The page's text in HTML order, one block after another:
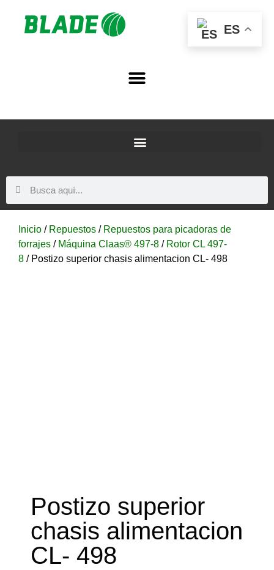
Inicio / Repuestos / Repuestos para picadoras de
forrajes / Máquina Claas® 497-8 / Rotor CL 497-
8 / Postizo superior chasis alimentacion CL- 498
Postizo superior
chasis alimentacion
CL- 498
ES